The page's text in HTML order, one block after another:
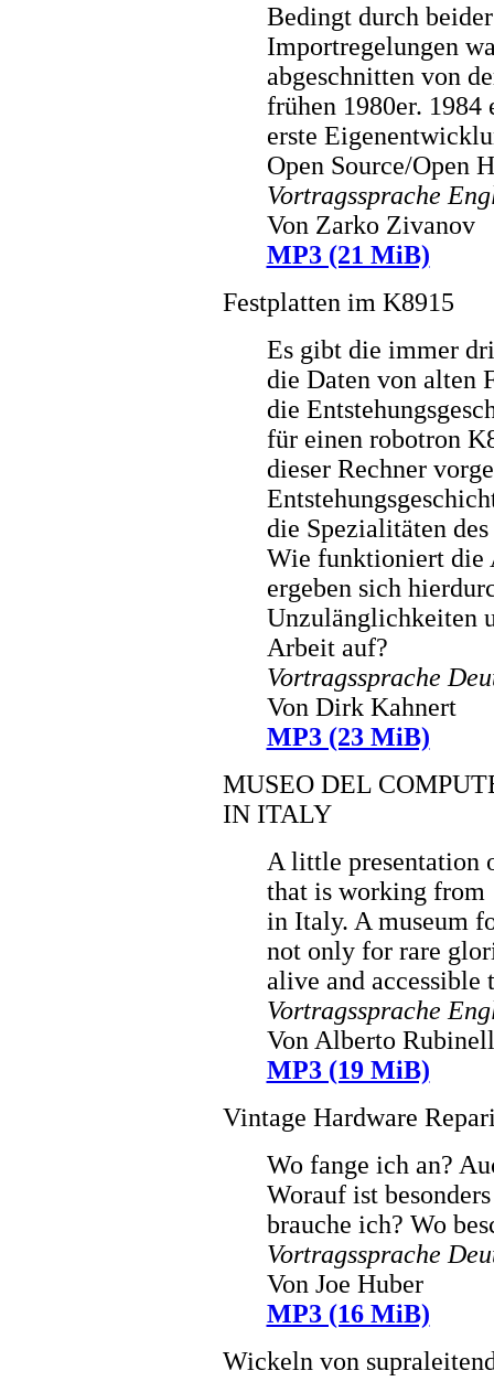
Bedingt durch
Importregelungen
abgeschnitten von
frühen 1980er.
erste
Open Source/Open
Vortragssprache
Von Zarko Zivanov
MP3 (21 MiB)
Festplatten im K8915
Es gibt die immer
die Daten von alten
die
für einen robotron
dieser Rechner
die Spezialitäten
Wie funktioniert die
ergeben sich
Unzulänglichkeiten
Arbeit auf?
Vortragssprache
Von Dirk Kahnert
MP3 (23 MiB)
MUSEO DEL
IN ITALY
A little presentation
that is working from
in Italy. A museum
not only for rare
alive and accessible
Vortragssprache
Von Alberto
MP3 (19 MiB)
Vintage Hardware
Wo fange ich an?
Worauf ist
brauche ich? Wo
Vortragssprache
Von Joe Huber
MP3 (16 MiB)
Wickeln von